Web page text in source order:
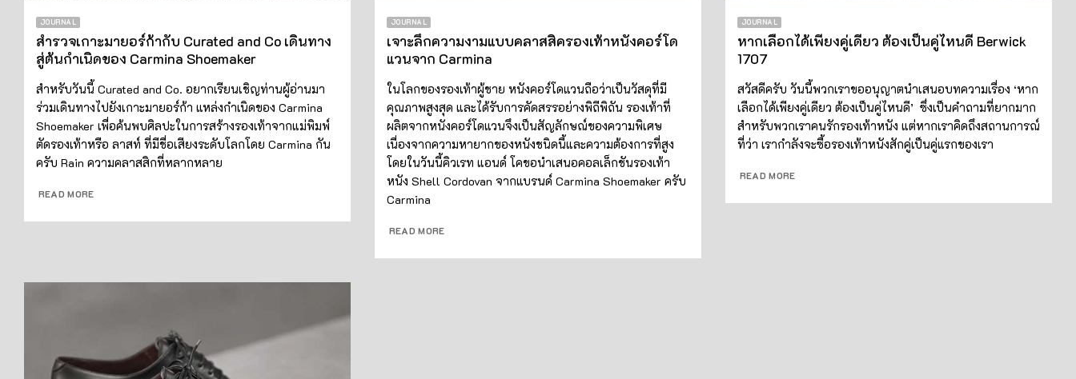
JOURNAL
สำรวจเกาะมายอร์ก้ากับ Curated and Co เดินทาง
สู่ต้นกำเนิดของ Carmina Shoemaker
สำหรับวันนี้ Curated and Co. อยากเรียนเชิญท่านผู้อ่านมา
ร่วมเดินทางไปยังเกาะมายอร์ก้า แหล่งกำเนิดของ Carmina
Shoemaker เพื่อค้นพบศิลปะในการสร้างรองเท้าจากแม่พิมพ์
ตัดรองเท้าหรือ ลาสท์ ที่มีชื่อเสียงระดับโลกโดย Carmina กัน
ครับ Rain ความคลาสสิกที่หลากหลาย
READ MORE
JOURNAL
เจาะลึกความงามแบบคลาสสิครองเท้าหนังคอร์โด
แวนจาก Carmina
ในโลกของรองเท้าผู้ชาย หนังคอร์โดแวนถือว่าเป็นวัสดุที่มี
คุณภาพสูงสุด และได้รับการคัดสรรอย่างพิถีพิถัน รองเท้าที่
ผลิตจากหนังคอร์โดแวนจึงเป็นสัญลักษณ์ของความพิเศษ
เนื่องจากความหายากของหนังชนิดนี้และความต้องการที่สูง
โดยในวันนี้คิวเรท แอนด์ โคขอนำเสนอคอลเล็กชันรองเท้า
หนัง Shell Cordovan จากแบรนด์ Carmina Shoemaker ครับ
Carmina
READ MORE
JOURNAL
หากเลือกได้เพียงคู่เดียว ต้องเป็นคู่ไหนดี Berwick
1707
สวัสดีครับ วันนี้พวกเราขออนุญาตนำเสนอบทความเรื่อง ‘หาก
เลือกได้เพียงคู่เดียว ต้องเป็นคู่ไหนดี’ ซึ่งเป็นคำถามที่ยากมาก
สำหรับพวกเราคนรักรองเท้าหนัง แต่หากเราคิดถึงสถานการณ์
ที่ว่า เรากำลังจะซื้อรองเท้าหนังสักคู่เป็นคู่แรกของเรา
READ MORE